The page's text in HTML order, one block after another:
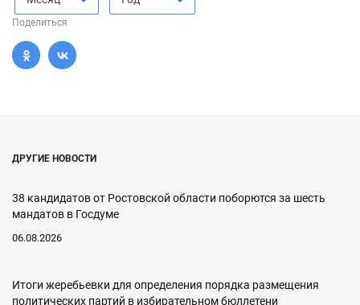
Поделиться
ДРУГИЕ НОВОСТИ
38 кандидатов от Ростовской области поборются за шесть
мандатов в Госдуме
06.08.2026
Итоги жеребьевки для определения порядка размещения
политических партий в избирательном бюллетени